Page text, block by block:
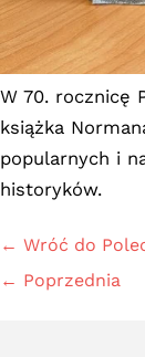
W 70. rocznicę
książka
popularnych i
historyków.
← Wróć do
← Poprzednia